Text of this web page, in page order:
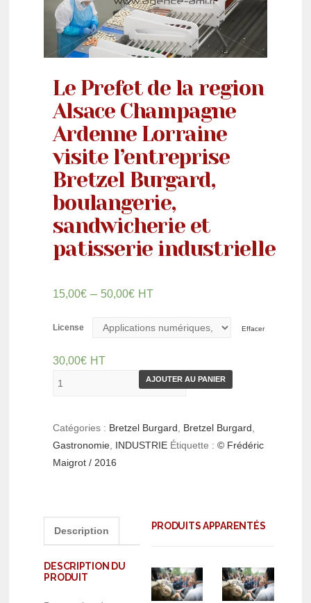
Le Prefet de la region
Alsace Champagne
Ardenne Lorraine
visite l’entreprise
Bretzel Burgard,
boulangerie,
sandwicherie et
patisserie industrielle
15,00€ – 50,00€ HT
License Effacer
30,00€ HT
AJOUTER AU PANIER
Catégories : Bretzel Burgard Bretzel Burgard
Gastronomie INDUSTRIE Étiquette :© Frédéric
Maigrot / 2016
Description
DESCRIPTION DU
PRODUIT
PRODUITS APPARENTÉS